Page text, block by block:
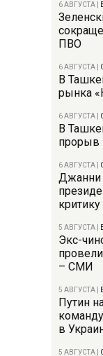
6 АВГУСТА
ПВО
6 АВГУСТА
В
рынка
6 АВГУСТА
В
прорыв
6 АВГУСТА
Джанни
критику
5 АВГУСТА
Экс-
– СМИ
5 АВГУСТА
Путин
в
5 АВГУСТА